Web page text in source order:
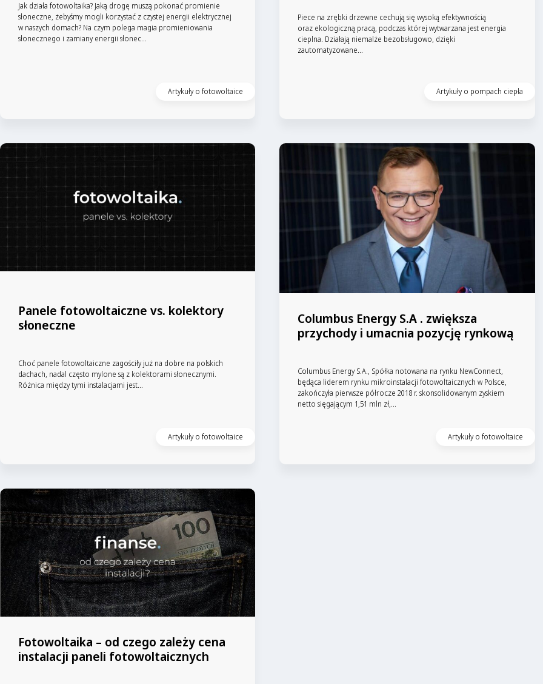
Jak działa fotowoltaika? Jaką drogę muszą pokonać promienie
słoneczne, żebyśmy mogli korzystać z czystej energii elektrycznej
w naszych domach? Na czym polega magia promieniowania
słonecznego i zamiany energii słonec...
Artykuły o fotowoltaice
Piece na zrębki drzewne cechują się wysoką efektywnością
oraz ekologiczną pracą, podczas której wytwarzana jest energia
cieplna. Działają niemalże bezobsługowo, dzięki
zautomatyzowane...
Artykuły o pompach ciepła
Panele fotowoltaiczne vs. kolektory
słoneczne
Choć panele fotowoltaiczne zagościły już na dobre na polskich
dachach, nadal często mylone są z kolektorami słonecznymi.
Różnica między tymi instalacjami jest...
Artykuły o fotowoltaice
Columbus Energy S.A . zwiększa
przychody i umacnia pozycję rynkową
Columbus Energy S.A., Spółka notowana na rynku NewConnect,
będąca liderem rynku mikroinstalacji fotowoltaicznych w Polsce,
zakończyła pierwsze półrocze 2018 r. skonsolidowanym zyskiem
netto sięgającym 1,51 mln zł,...
Artykuły o fotowoltaice
Fotowoltaika – od czego zależy cena
instalacji paneli fotowoltaicznych